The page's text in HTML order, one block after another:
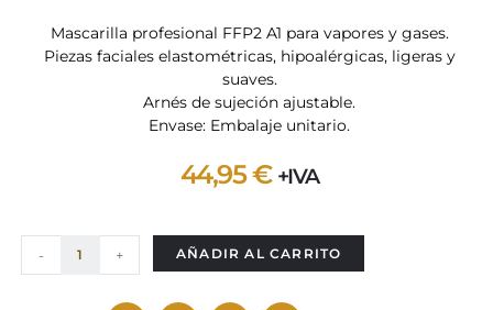
Mascarilla profesional FFP2 A1 para vapores y gases.
Piezas faciales elastométricas, hipoalérgicas, ligeras y
suaves.
Arnés de sujeción ajustable.
Envase: Embalaje unitario.
44,95€ +IVA
- + AÑADIR AL CARRITO